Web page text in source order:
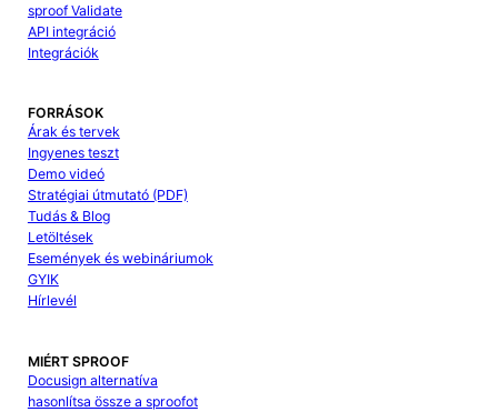
sproof Validate
API integráció
Integrációk
FORRÁSOK
Árak és tervek
Ingyenes teszt
Demo videó
Stratégiai útmutató (PDF)
Tudás & Blog
Letöltések
Események és webináriumok
GYIK
Hírlevél
MIÉRT SPROOF
Docusign alternatíva
hasonlítsa össze a sproofot